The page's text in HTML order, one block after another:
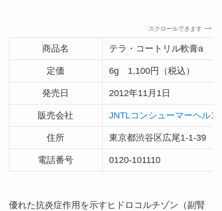
冷凍ペットボトルはどこに売ってる？ドンキやセ
ブンなどのコンビニで買える！
スクロールできます
商品名 テラ・コートリル軟膏a
定価 6g 1,100円（税込）
発売日 2012年11月1日
販売会社 JNTLコンシューマーヘル
住所 東京都渋谷区広尾1-1-39
電話番号 0120-101110
優れた抗炎症作用を示すヒドロコルチゾン（副腎